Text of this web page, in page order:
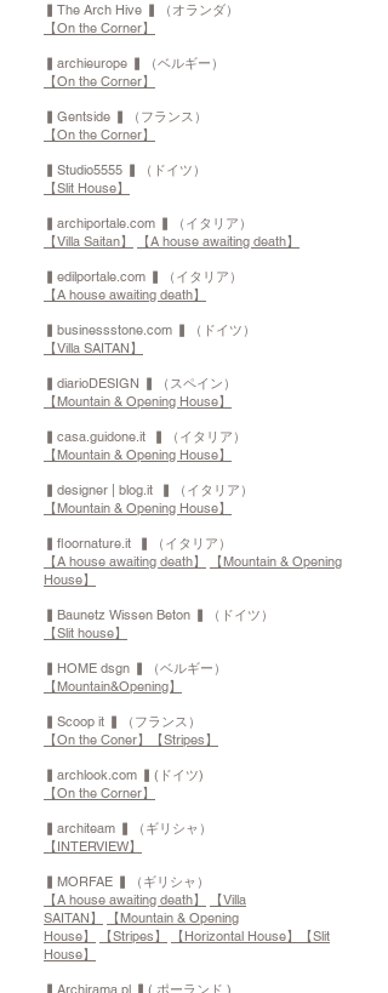
▍The Arch Hive ▍（オランダ）
【On the Corner】
▍archieurope ▍（ベルギー）
【On the Corner】
▍Gentside ▍（フランス）
【On the Corner】
▍Studio5555 ▍（ドイツ）
【Slit House】
▍archiportale.com ▍（イタリア）
【Villa Saitan】
【A house awaiting death】
▍edilportale.com ▍（イタリア）
【A house awaiting death】
▍businessstone.com ▍（ドイツ）
【Villa SAITAN】
▍diarioDESIGN ▍（スペイン）
【Mountain & Opening House】
▍casa.guidone.it ▍（イタリア）
【Mountain & Opening House】
▍designer | blog.it ▍（イタリア）
【Mountain & Opening House】
▍floornature.it ▍（イタリア）
【A house awaiting death】
【Mountain & Opening
House】
▍Baunetz Wissen Beton ▍（ドイツ）
【Slit house】
▍HOME dsgn ▍（ベルギー）
【Mountain&Opening】
▍Scoop it ▍（フランス）
【On the Coner】
【Stripes】
▍archlook.com ▍(ドイツ)
【On the Corner】
▍architeam ▍（ギリシャ）
【INTERVIEW】
▍MORFAE ▍（ギリシャ）
【A house awaiting death】
【Villa
SAITAN】
【Mountain & Opening
House】
【Stripes】 【Horizontal House】
【Slit
House】
▍Archirama.pl ▍( ポーランド )